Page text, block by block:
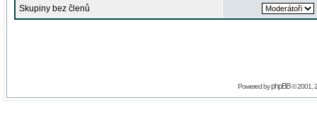
Skupiny bez členů
Powered byphpBB© 2001,